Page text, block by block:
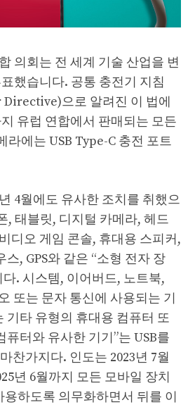
의회는 전 세계 기술 산업을 변
했습니다. 공통 충전기 지침
으로 알려진 이 법에
유럽 연합에서 판매되는 모든
라에는 USB Type-C 충전 포트
4월에도 유사한 조치를 취했으
, 태블릿, 디지털 카메라, 헤드
디오 게임 콘솔, 휴대용 스피커,
, GPS와 같은 “소형 전자 장
. 시스템, 이어버드, 노트북,
또는 문자 통신에 사용되는 기
기타 유형의 휴대용 컴퓨터 또
퓨터와 유사한 기기”는 USB를
찬가지다. 인도는 2023년 7월
년 6월까지 모든 모바일 장치
용하도록 의무화하면서 뒤를 이